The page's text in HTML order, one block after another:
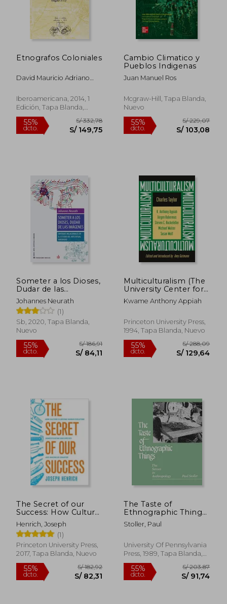
S/ 135,71 dcto.
55%
dcto. S/ 81,75
55%
dcto.
dcto. S/ 95,91 dcto.
Etnografos Coloniales
David Mauricio Adriano
Iberoamericana, 2014, 1
Edición, Tapa Blanda,
Nuevo
Cambio Climatico y
Pueblos Indigenas
Juan Manuel Ros
Mcgraw-Hill, Tapa Blanda,
Nuevo
Someter a los Dioses,
Dudar de las
Imágenes: Enfoques
Relacionales en el
Estudio del Arte Ritual
Amerindio
Johannes Neurath
(1)
Sb, 2020, Tapa Blanda,
Nuevo
Multiculturalism (The
University Center for
Human Values Series)
(en Inglés)
Kwame Anthony Appiah
Princeton University Press,
1994, Tapa Blanda, Nuevo
The Secret of our
Success: How Culture
is Driving Human
Evolution,
Domesticating our
Species, and Making
us Smarter (en
Henrich, Joseph
(1)
Princeton University Press,
2017, Tapa Blanda, Nuevo
The Taste of
Ethnographic Things:
The Senses in
Anthropology
Ethnography) (en
Inglés)
Stoller, Paul
University Of Pennsylvania
Press, 1989, Tapa Blanda,
Nuevo